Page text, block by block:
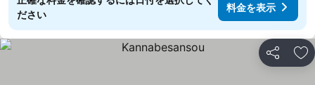
ださい
料金を表示
シェア お